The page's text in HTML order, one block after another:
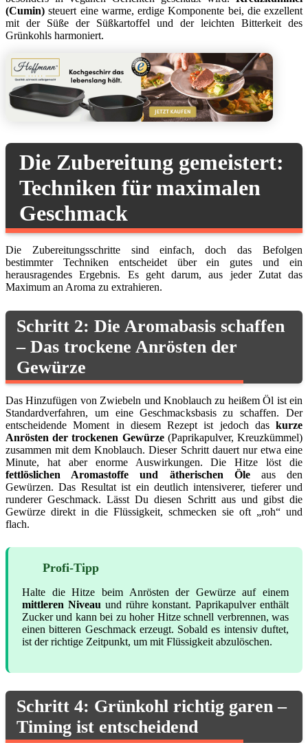
(Cumin) steuert eine warme, erdige Komponente bei, die exzellent
mit der Süße der Süßkartoffel und der leichten Bitterkeit des
Grünkohls harmoniert.
Die Zubereitung gemeistert:
Techniken für maximalen
Geschmack
Die Zubereitungsschritte sind einfach, doch das Befolgen
bestimmter Techniken entscheidet über ein gutes und ein
herausragendes Ergebnis. Es geht darum, aus jeder Zutat das
Maximum an Aroma zu extrahieren.
Schritt 2: Die Aromabasis schaffen
– Das trockene Anrösten der
Gewürze
Das Hinzufügen von Zwiebeln und Knoblauch zu heißem Öl ist ein
Standardverfahren, um eine Geschmacksbasis zu schaffen. Der
entscheidende Moment in diesem Rezept ist jedoch das kurze
Anrösten der trockenen Gewürze(Paprikapulver, Kreuzkümmel)
zusammen mit dem Knoblauch. Dieser Schritt dauert nur etwa eine
Minute, hat aber enorme Auswirkungen. Die Hitze löst die
fettlöslichen Aromastoffe und ätherischen Öleaus den
Gewürzen. Das Resultat ist ein deutlich intensiverer, tieferer und
runderer Geschmack. Lässt Du diesen Schritt aus und gibst die
Gewürze direkt in die Flüssigkeit, schmecken sie oft „roh“ und
flach.
Profi-Tipp
Halte die Hitze beim Anrösten der Gewürze auf einem
mittleren Niveau und rühre konstant. Paprikapulver enthält
Zucker und kann bei zu hoher Hitze schnell verbrennen, was
einen bitteren Geschmack erzeugt. Sobald es intensiv duftet,
ist der richtige Zeitpunkt, um mit Flüssigkeit abzulöschen.
Schritt 4: Grünkohl richtig garen –
Timing ist entscheidend